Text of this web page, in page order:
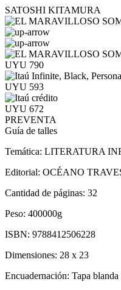
SATOSHI KITAMURA
UYU 790
UYU 593
UYU 672
PREVENTA
Guía de talles
Temática: LITERATURA
Editorial: OCÉANO
Cantidad de páginas: 32
Peso: 400000g
ISBN: 9788412506228
Dimensiones: 28 x 23
Encuadernación: Tapa blanda